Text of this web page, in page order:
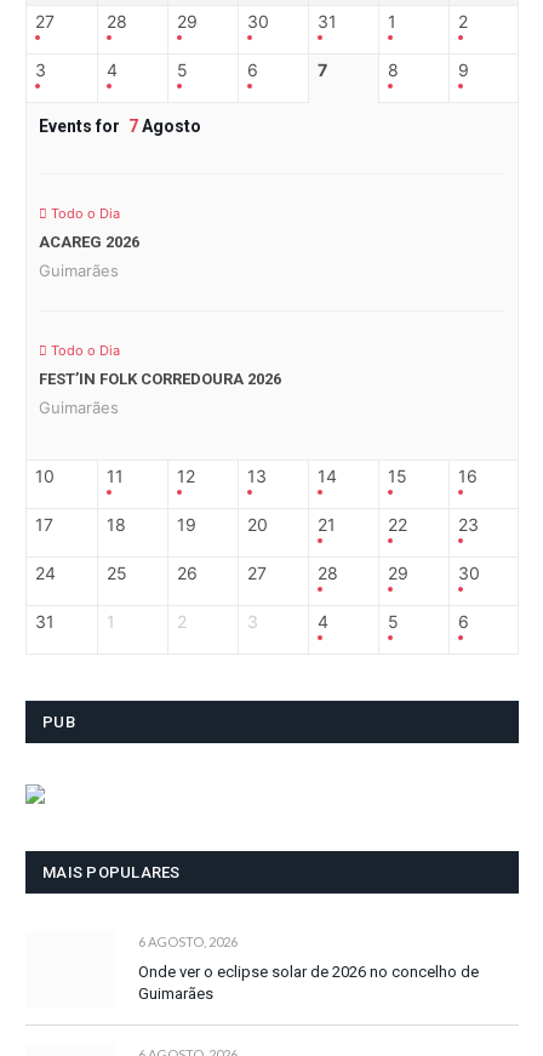
27 28 29 30 31 1 2
3 4 5 6 7 8 9
Events for 7Agosto
Todo o Dia
ACAREG 2026
Guimarães
Todo o Dia
FEST’IN FOLK CORREDOURA 2026
Guimarães
10 11 12 13 14 15 16
17 18 19 20 21 22 23
24 25 26 27 28 29 30
31 1 2 3 4 5 6
PUB
MAIS POPULARES
6 AGOSTO, 2026
Onde ver o eclipse solar de 2026 no concelho de
Guimarães